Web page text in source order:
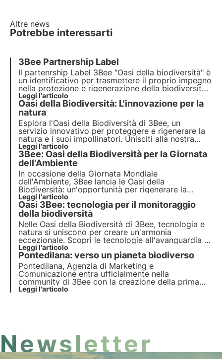
Altre news
Potrebbe interessarti
3Bee Partnership Label
Il partenrship Label 3Bee "Oasi della biodiversità" è
un identificativo per trasmettere il proprio impegno
nella protezione e rigenerazione della biodiversità.
Un significato importante per un obiettivo comune.
Leggi l'articolo
Oasi della Biodiversità: L'innovazione per la
natura
Esplora l'Oasi della Biodiversità di 3Bee, un
servizio innovativo per proteggere e rigenerare la
natura e i suoi impollinatori. Unisciti alla nostra
mission e scopri come la
biodiversitàsi incontrano per creare un futuropiù
verde per le aziende e il pianeta.
Leggi l'articolo
3Bee: Oasi della Biodiversità per la Giornata
dell'Ambiente
In occasione della Giornata Mondiale
dell'Ambiente, 3Bee lancia le Oasi della
Biodiversità: un'opportunità per rigenerare la
naturae preservare gli
e scopri come la nostra missione combina
tecnologiaall'avanguardia e
Leggi l'articolo
Oasi 3Bee: tecnologia per il monitoraggio
della biodiversità
Nelle Oasi della Biodiversità di 3Bee, tecnologia e
natura si uniscono per creare un'armonia
eccezionale. Scopri le tecnologie all'avanguardia di
3Bee e il loro ruolo fondamentale nella
rigenerazione degli ecosistemi e della biodiversità
all'interno delle Oasi.
Leggi l'articolo
Pontedilana: verso un pianeta biodiverso
Pontedilana, Agenzia di Marketing e
Comunicazione entra ufficialmente nella
community di 3Bee con la creazione della prima
Oasi della Biodiversità in Veneto, composta da 50
Leggi l'articolo
Newsletter